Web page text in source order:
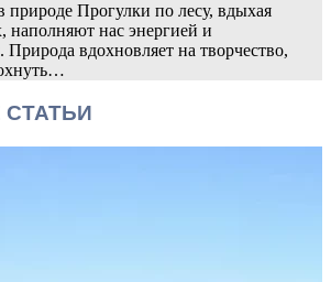
природе Прогулки по лесу, вдыхая
наполняют нас энергией и
Природа вдохновляет на творчество,